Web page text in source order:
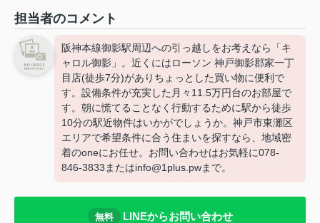
担当者のコメント
阪神本線御影駅周辺への引っ越しをお考えなら「キ
ャロル御影」。近くにはローソン 神戸御影郡家一丁
目店(徒歩7分)がありちょっとした買い物に便利で
す。設備条件が充実した月々11.5万円台のお部屋で
す。朝に慌てることなく行動するために駅から徒歩
10分の駅近物件はいかがでしょうか。神戸市東灘区
エリアで希望条件に合う住まいを探すなら、地域密
着のoneにお任せ。お問い合わせはお気軽に078-
846-3833またはinfo@1plus.pwまで。
無料 LINEからお問い合わせ